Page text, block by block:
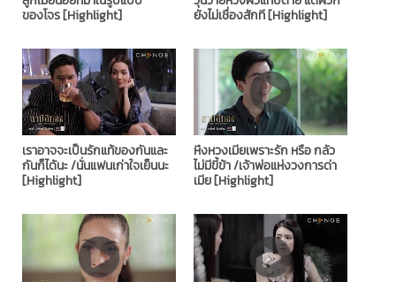
ของโจร [Highlight] ยังไม่เชื่องสักที [Highlight]
เราอาจจะเป็นรักแท้ของกันและ
กันก็ได้นะ /นั่นแฟนเก่าใจเย็นนะ
[Highlight]
หึงหวงเมียเพราะรัก หรือ กลัว
ไม่มีขี้ข้า /เจ้าพ่อแห่งวงการด่า
เมีย [Highlight]